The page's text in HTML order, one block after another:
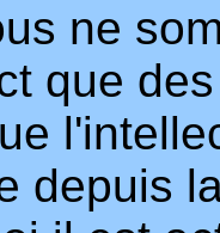
ne
que
depuis